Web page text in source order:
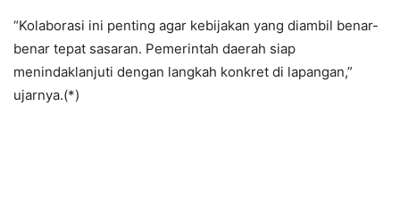
“Kolaborasi ini penting agar kebijakan yang diambil benar-
benar tepat sasaran. Pemerintah daerah siap
menindaklanjuti dengan langkah konkret di lapangan,”
ujarnya.(*)